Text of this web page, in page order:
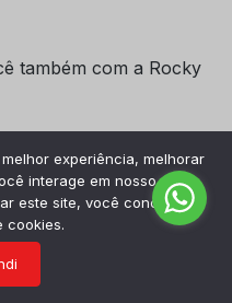
também com a Rocky
experiência, melhorar
interage em nosso site e
este site, você concorda
cookies.